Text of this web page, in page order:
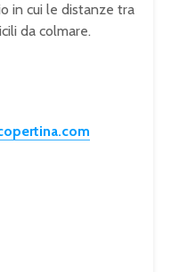
in cui le distanze tra
da colmare.